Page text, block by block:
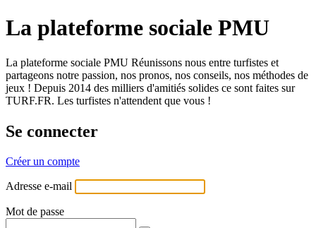
La plateforme sociale PMU
La plateforme sociale PMU Réunissons nous entre turfistes et
partageons notre passion, nos pronos, nos conseils, nos méthodes de
jeux ! Depuis 2014 des milliers d'amitiés solides ce sont faites sur
TURF.FR. Les turfistes n'attendent que vous !
Se connecter
Créer un compte
Adresse e-mail
Mot de passe